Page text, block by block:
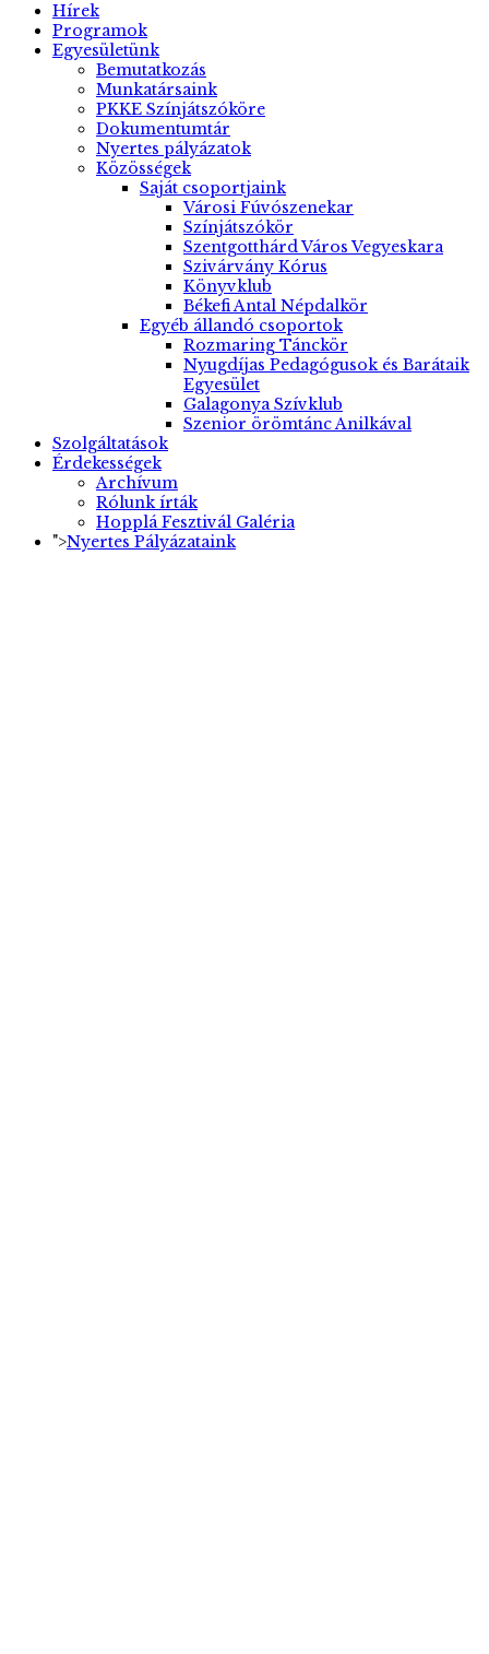
Hírek
Programok
Egyesületünk
Bemutatkozás
Munkatársaink
PKKE Színjátszóköre
Dokumentumtár
Nyertes pályázatok
Közösségek
Saját csoportjaink
Városi Fúvószenekar
Színjátszókör
Szentgotthárd Város Vegyeskara
Szivárvány Kórus
Könyvklub
Békefi Antal Népdalkör
Egyéb állandó csoportok
Rozmaring Tánckör
Nyugdíjas Pedagógusok és Barátaik
Egyesület
Galagonya Szívklub
Szenior örömtánc Anilkával
Szolgáltatások
Érdekességek
Archívum
Rólunk írták
Hopplá Fesztivál Galéria
">Nyertes Pályázataink